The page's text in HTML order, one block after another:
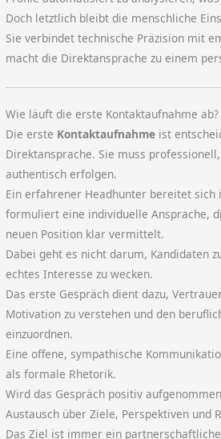
Doch letztlich bleibt die menschliche
Sie verbindet technische Präzision mit
macht die Direktansprache zu einem
Wie läuft die erste Kontaktaufnahme ab?
Die erste Kontaktaufnahme ist
Direktansprache. Sie muss
authentisch erfolgen.
Ein erfahrener Headhunter bereitet sich
formuliert eine individuelle Ansprache,
neuen Position klar vermittelt.
Dabei geht es nicht darum, Kandidaten
echtes Interesse zu wecken.
Das erste Gespräch dient dazu,
Motivation zu verstehen und den
einzuordnen.
Eine offene, sympathische
als formale Rhetorik.
Wird das Gespräch positiv
Austausch über Ziele, Perspektiven und
Das Ziel ist immer ein